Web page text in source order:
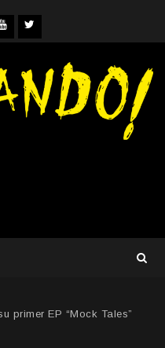
Twitter
primer EP “Mock Tales”